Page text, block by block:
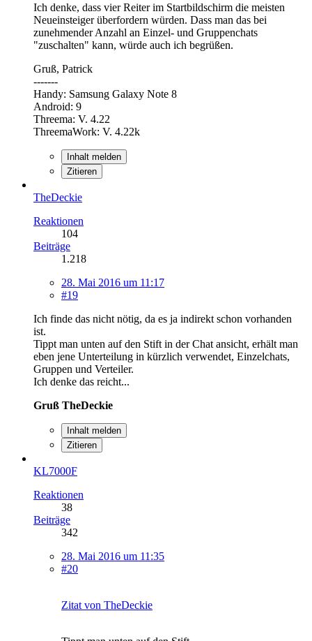
Ich denke, dass vier Reiter im Startbildschirm die meisten
Neueinsteiger überfordern würden. Dass man das bei
zunehmender Anzahl an Einzel- und Gruppenchats
"zuschalten" kann, würde auch ich begrüßen.
Gruß, Patrick
-------
Handy: Samsung Galaxy Note 8
Android: 9
Threema: V. 4.22
ThreemaWork: V. 4.22k
Inhalt melden
Zitieren
TheDeckie
Reaktionen
104
Beiträge
1.218
28. Mai 2016 um 11:17
#19
Ich finde das nicht nötig, da es ja indirekt schon vorhanden
ist.
Tippt man unten auf den Stift in der Chat ansicht, erhält man
eben jene Unterteilung in kürzlich verwendet, Einzelchats,
Gruppen und Verteiler.
Ich denke das reicht...
Gruß TheDeckie
Inhalt melden
Zitieren
KL7000F
Reaktionen
38
Beiträge
342
28. Mai 2016 um 11:35
#20
Zitat von TheDeckie